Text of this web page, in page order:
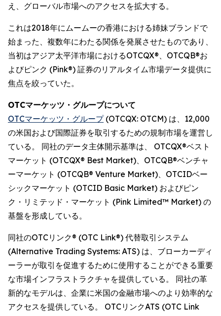
え、グローバル市場へのアクセスを拡大する。
これは2018年にムームーの香港における姉妹ブランドで
始まった、複数年にわたる関係を発展させたものであり、
当初はアジア太平洋市場におけるOTCQX®、OTCQB®お
よびピンク (Pink®) 証券のリアルタイム市場データ提供に
焦点を絞っていた。
OTCマーケッツ・グループについて
OTCマーケッツ・グループ(OTCQX: OTCM) は、12,000
の米国および国際証券を取引するための規制市場を運営し
ている。 同社のデータ主体開示基準は、 OTCQX®ベスト
マーケット (OTCQX® Best Market)、OTCQB®ベンチャ
ーマーケット (OTCQB® Venture Market)、OTCIDベー
シックマーケット (OTCID Basic Market) およびピン
ク・リミテッド・マーケット (Pink Limited™ Market) の
基盤を形成している。
同社のOTCリンク® (OTC Link®) 代替取引システム
(Alternative Trading Systems: ATS) は、ブローカーディ
ーラーが取引を促進するために使用することができる重要
な市場インフラストラクチャを提供している。 同社の革
新的なモデルは、企業に米国の金融市場へのより効率的な
アクセスを提供している。 OTCリンクATS (OTC Link